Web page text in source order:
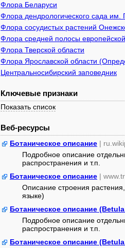
Флора Беларуси
Флора дендрологического сада им.
Флора сосудистых растений
Флора средней полосы
Флора Тверской области
Флора Ярославской области
Центральносибирский заповедник
Ключевые признаки
Показать список
Веб-ресурсы
Ботаническое описание |
Подробное описание
распространения и т.п.
Ботаническое описание |
Описание строения
языке)
Ботаническое описание
Подробное описание
распространения и т.п.
Ботаническое описание